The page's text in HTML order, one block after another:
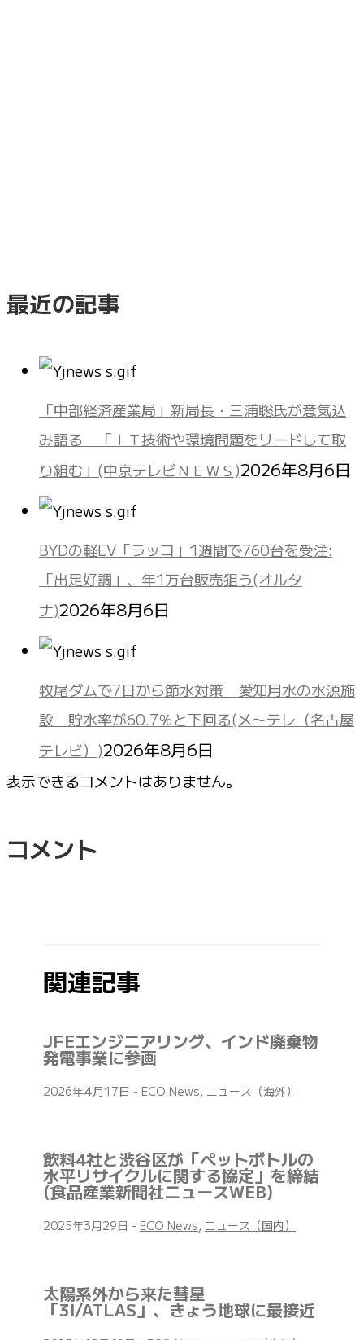
最近の記事
「中部経済産業局」新局長・三浦聡氏が意気込
み語る 「ＩＴ技術や環境問題をリードして取
り組む」(中京テレビＮＥＷＳ)2026年8月6日
BYDの軽EV「ラッコ」1週間で760台を受注:
「出足好調」、年1万台販売狙う(オルタ
ナ)2026年8月6日
牧尾ダムで7日から節水対策 愛知用水の水源施
設 貯水率が60.7％と下回る(メ〜テレ（名古屋
テレビ）)2026年8月6日
表示できるコメントはありません。
コメント
関連記事
JFEエンジニアリング、インド廃棄物
発電事業に参画
2026年4月17日 - ECO News, ニュース（海外）
飲料4社と渋谷区が「ペットボトルの
水平リサイクルに関する協定」を締結
(食品産業新聞社ニュースWEB)
2025年3月29日 - ECO News, ニュース（国内）
太陽系外から来た彗星
「3I/ATLAS」、きょう地球に最接近